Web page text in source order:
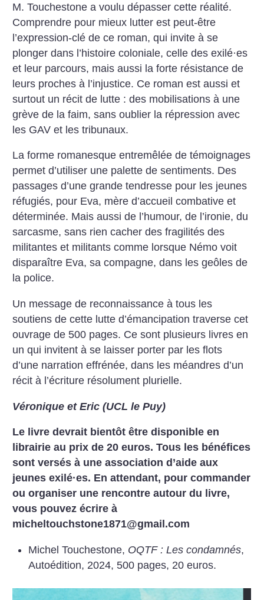
M. Touchestone a voulu dépasser cette réalité.
Comprendre pour mieux lutter est peut-être
l’expression-clé de ce roman, qui invite à se
plonger dans l’histoire coloniale, celle des exilé·es
et leur parcours, mais aussi la forte résistance de
leurs proches à l’injustice. Ce roman est aussi et
surtout un récit de lutte : des mobilisations à une
grève de la faim, sans oublier la répression avec
les GAV et les tribunaux.
La forme romanesque entremêlée de témoignages
permet d’utiliser une palette de sentiments. Des
passages d’une grande tendresse pour les jeunes
réfugiés, pour Eva, mère d’accueil combative et
déterminée. Mais aussi de l’humour, de l’ironie, du
sarcasme, sans rien cacher des fragilités des
militantes et militants comme lorsque Némo voit
disparaître Eva, sa compagne, dans les geôles de
la police.
Un message de reconnaissance à tous les
soutiens de cette lutte d’émancipation traverse cet
ouvrage de 500 pages. Ce sont plusieurs livres en
un qui invitent à se laisser porter par les flots
d’une narration effrénée, dans les méandres d’un
récit à l’écriture résolument plurielle.
Véronique et Eric (UCL le Puy)
Le livre devrait bientôt être disponible en
librairie au prix de 20 euros. Tous les bénéfices
sont versés à une association d’aide aux
jeunes exilé·es. En attendant, pour commander
ou organiser une rencontre autour du livre,
vous pouvez écrire à
micheltouchstone1871@gmail.com
Michel Touchestone, OQTF : Les condamnés,
Autoédition, 2024, 500 pages, 20 euros.